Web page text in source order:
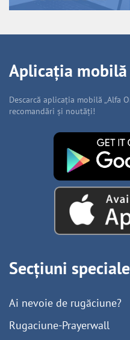
Aplicația mobilă
Descarcă aplicația mobilă „Alfa
recomandări și noutăți!
Secțiuni speciale
Ai nevoie de rugăciune?
Rugaciune-Prayerwall